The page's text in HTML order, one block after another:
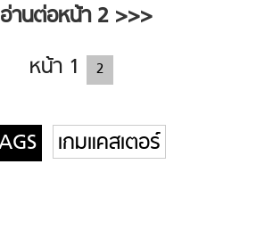
อ่านต่อหน้า 2 >>>
หน้า 1 2
เกมแคสเตอร์